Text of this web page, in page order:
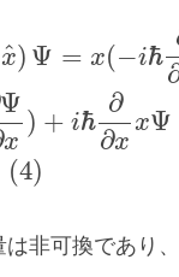
x
^) Ψ = x(−iħ
Ψ
x
) + iħ ∂
∂x
xΨ
(4)
非可換であり